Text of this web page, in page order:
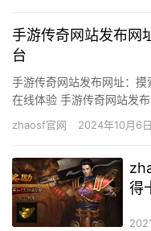
手游传奇网站发布网
台
手游传奇网站发布网址：
在线体验 手游传奇网站发
手游传奇的主要路子。跟
zhaosf官网 2024年10月6日
得